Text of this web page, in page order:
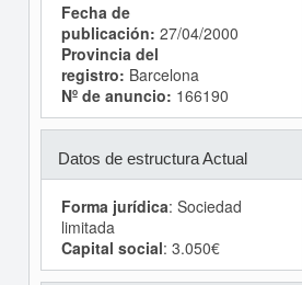
Fecha de
publicación: 27/04/2000
Provincia del
registro: Barcelona
Nº de anuncio: 166190
Datos de estructura Actual
Forma jurídica: Sociedad
limitada
Capital social: 3.050€